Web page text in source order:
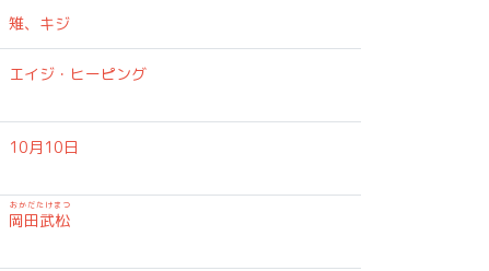
雉、キジ
エイジ・ヒーピング
10月10日
岡田武松
おかだたけまつ